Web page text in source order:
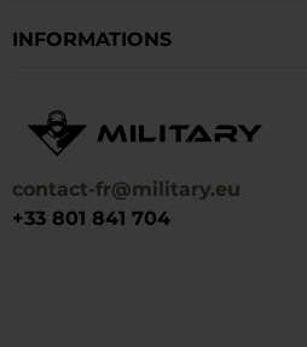
contact-fr@military.eu
+33 801 841 704
INFORMATIONS